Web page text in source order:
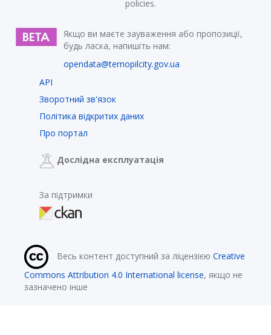
policies.
Якщо ви маєте зауваження або пропозиції,
будь ласка, напишіть нам:
opendata@ternopilcity.gov.ua
API
Зворотний зв'язок
Політика відкритих даних
Про портал
Дослідна експлуатація
За підтримки
Весь контент доступний за ліцензією Creative
Commons Attribution 4.0 International license, якщо не
зазначено інше